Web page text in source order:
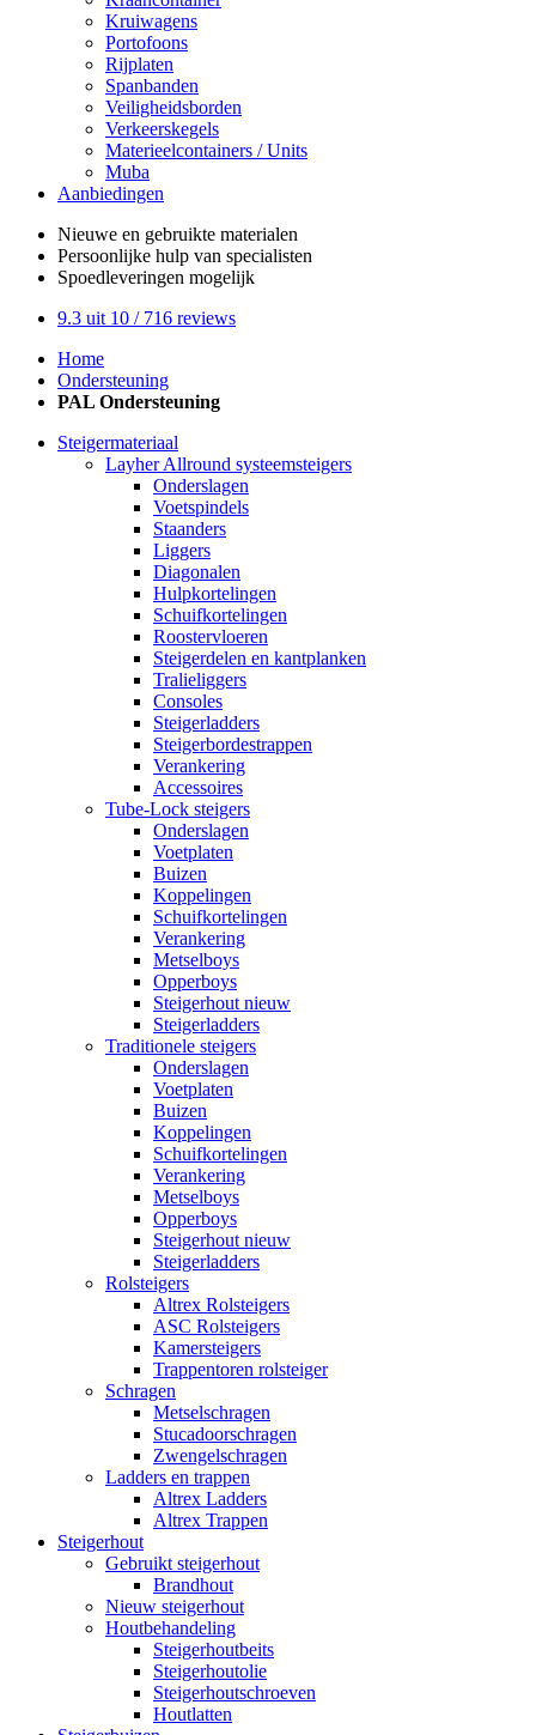
Kruiwagens
Portofoons
Rijplaten
Spanbanden
Veiligheidsborden
Verkeerskegels
Materieelcontainers / Units
Muba
Aanbiedingen
Nieuwe en gebruikte materialen
Persoonlijke hulp van specialisten
Spoedleveringen mogelijk
9.3 uit 10 / 716 reviews
Home
Ondersteuning
PAL Ondersteuning
Steigermateriaal
Layher Allround systeemsteigers
Onderslagen
Voetspindels
Staanders
Liggers
Diagonalen
Hulpkortelingen
Schuifkortelingen
Roostervloeren
Steigerdelen en kantplanken
Tralieliggers
Consoles
Steigerladders
Steigerbordestrappen
Verankering
Accessoires
Tube-Lock steigers
Onderslagen
Voetplaten
Buizen
Koppelingen
Schuifkortelingen
Verankering
Metselboys
Opperboys
Steigerhout nieuw
Steigerladders
Traditionele steigers
Onderslagen
Voetplaten
Buizen
Koppelingen
Schuifkortelingen
Verankering
Metselboys
Opperboys
Steigerhout nieuw
Steigerladders
Rolsteigers
Altrex Rolsteigers
ASC Rolsteigers
Kamersteigers
Trappentoren rolsteiger
Schragen
Metselschragen
Stucadoorschragen
Zwengelschragen
Ladders en trappen
Altrex Ladders
Altrex Trappen
Steigerhout
Gebruikt steigerhout
Brandhout
Nieuw steigerhout
Houtbehandeling
Steigerhoutbeits
Steigerhoutolie
Steigerhoutschroeven
Houtlatten